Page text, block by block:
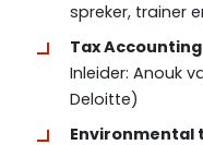
spreker, trainer
Tax Accounting
Inleider: Anouk
Deloitte)
Environmental